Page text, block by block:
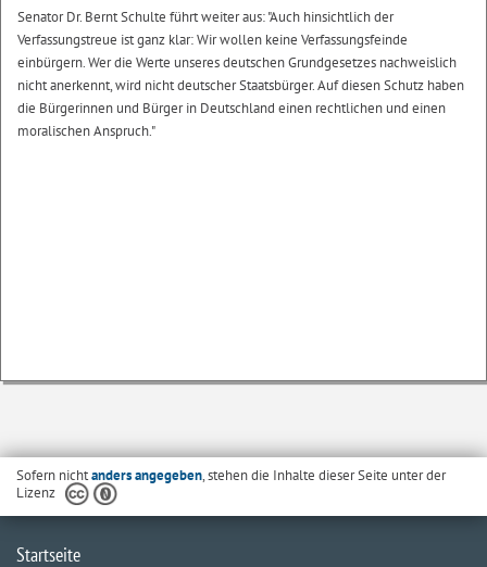
Senator Dr. Bernt Schulte führt weiter aus: "Auch hinsichtlich der
Verfassungstreue ist ganz klar: Wir wollen keine Verfassungsfeinde
einbürgern. Wer die Werte unseres deutschen Grundgesetzes nachweislich
nicht anerkennt, wird nicht deutscher Staatsbürger. Auf diesen Schutz haben
die Bürgerinnen und Bürger in Deutschland einen rechtlichen und einen
moralischen Anspruch."
Sofern nichtanders angegeben, stehen die Inhalte dieser Seite unter der
Lizenz
Startseite